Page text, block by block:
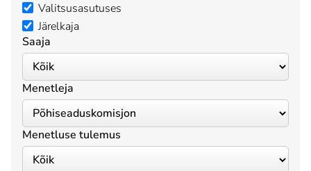
Valitsusasutuses
Järelkaja
Saaja
Menetleja
Menetluse tulemus